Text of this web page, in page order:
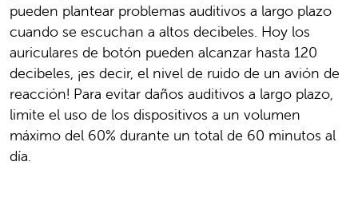
pueden plantear problemas auditivos a largo plazo
cuando se escuchan a altos decibeles. Hoy los
auriculares de botón pueden alcanzar hasta 120
decibeles, ¡es decir, el nivel de ruido de un avión de
reacción! Para evitar daños auditivos a largo plazo,
limite el uso de los dispositivos a un volumen
máximo del 60% durante un total de 60 minutos al
día.